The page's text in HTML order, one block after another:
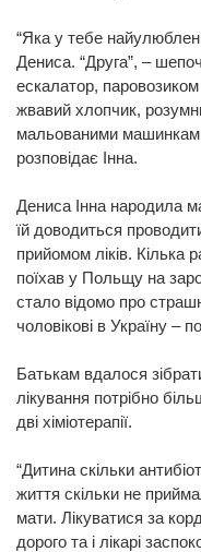
“Яка у тебе
Дениса. “Друга”, –
ескалатор,
жвавий хлопчик,
мальованими
розповідає Інна.
Дениса Інна народила
їй доводиться
прийомом ліків. Кілька
поїхав у Польщу на
стало відомо про
чоловікові в Україну –
Батькам вдалося
лікування потрібно
дві хіміотерапії.
“Дитина скільки
життя скільки не
мати. Лікуватися за
дорого та і лікарі